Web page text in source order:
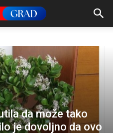
da može tako
je dovoljno da ovo